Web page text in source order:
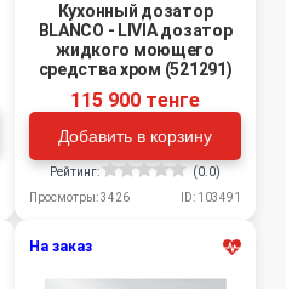
Кухонный дозатор
BLANCO - LIVIA дозатор
жидкого моющего
средства хром (521291)
115 900 тенге
Добавить в корзину
Рейтинг:
(0.0)
Просмотры: 3426
ID: 103491
На заказ